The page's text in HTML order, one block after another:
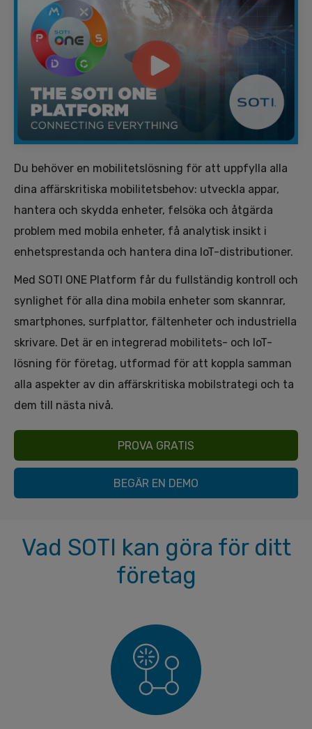
Du behöver en mobilitetslösning för att uppfylla alla
dina affärskritiska mobilitetsbehov: utveckla appar,
hantera och skydda enheter, felsöka och åtgärda
problem med mobila enheter, få analytisk insikt i
enhetsprestanda och hantera dina IoT-distributioner.
Med SOTI ONE Platform får du fullständig kontroll och
synlighet för alla dina mobila enheter som skannrar,
smartphones, surfplattor, fältenheter och industriella
skrivare. Det är en integrerad mobilitets- och IoT-
lösning för företag, utformad för att koppla samman
alla aspekter av din affärskritiska mobilstrategi och ta
dem till nästa nivå.
PROVA GRATIS
BEGÄR EN DEMO
Vad SOTI kan göra för ditt
företag